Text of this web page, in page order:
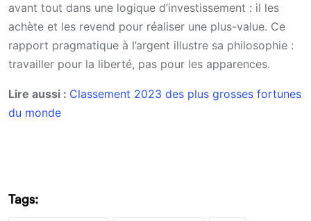
avant tout dans une logique d’investissement : il les
achète et les revend pour réaliser une plus-value. Ce
rapport pragmatique à l’argent illustre sa philosophie :
travailler pour la liberté, pas pour les apparences.
Lire aussi : Classement 2023 des plus grosses fortunes
du monde
Tags: